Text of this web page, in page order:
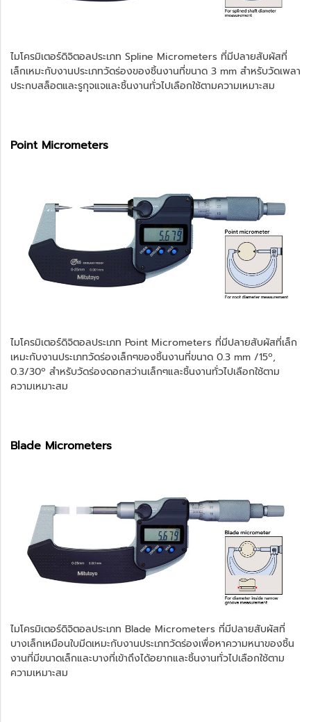
ไมโครมิเตอร์ดิจิตอลประเภท Spline Micrometers ที่มีปลายสับผัสที่
เล็กเหมะกับงานประเภทวัดร่องของชิ้นงานที่ขนาด 3 mm สำหรับวัดเพลา
ประกบสล็อตและรูกุจแจและชิ้นงานทั่วไปเลือกใช้ตามความเหมาะสม
Point Micrometers
ไมโครมิเตอร์ดิจิตอลประเภท Point Micrometers ที่มีปลายสับผัสที่เล็ก
เหมะกับงานประเภทวัดร่องเล็กๆของชิ้นงานที่ขนาด 0.3 mm /15º,
0.3/30º สำหรับวัดร่องดอกสว่านเล็กๆและชิ้นงานทั่วไปเลือกใช้ตาม
ความเหมาะสม
Blade Micrometers
ไมโครมิเตอร์ดิจิตอลประเภท Blade Micrometers ที่มีปลายสับผัสที่
บางเล็กเหมือนใบมีดเหมะกับงานประเภทวัดร่องเพื่อหาความหนาของชิ้น
งานที่มีขนาดเล็กและบางที่เข้าถึงได้อยากและชิ้นงานทั่วไปเลือกใช้ตาม
ความเหมาะสม